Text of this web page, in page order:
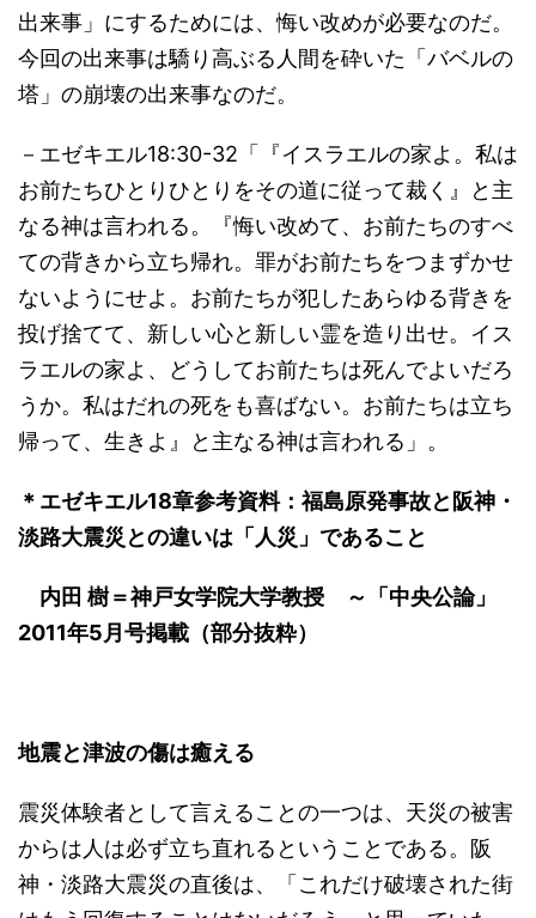
出来事」にするためには、悔い改めが必要なのだ。
今回の出来事は驕り高ぶる人間を砕いた「バベルの
塔」の崩壊の出来事なのだ。
－エゼキエル18:30-32「『イスラエルの家よ。私は
お前たちひとりひとりをその道に従って裁く』と主
なる神は言われる。『悔い改めて、お前たちのすべ
ての背きから立ち帰れ。罪がお前たちをつまずかせ
ないようにせよ。お前たちが犯したあらゆる背きを
投げ捨てて、新しい心と新しい霊を造り出せ。イス
ラエルの家よ、どうしてお前たちは死んでよいだろ
うか。私はだれの死をも喜ばない。お前たちは立ち
帰って、生きよ』と主なる神は言われる」。
＊エゼキエル18章参考資料：福島原発事故と阪神・
淡路大震災との違いは「人災」であること
内田 樹＝神戸女学院大学教授 ～「中央公論」
2011年5月号掲載（部分抜粋）
地震と津波の傷は癒える
震災体験者として言えることの一つは、天災の被害
からは人は必ず立ち直れるということである。阪
神・淡路大震災の直後は、「これだけ破壊された街